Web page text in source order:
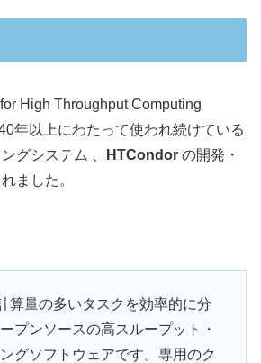
High Throughput Computing
年以上にわたって使われ続けている
グシステム 、
HTCondor の開発・
ました。
算量の多いタスクを効率的に分
プンソースの高スループット・
グソフトウェアです。専用のク